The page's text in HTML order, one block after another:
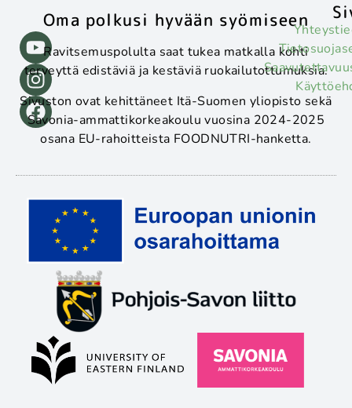
Oma polkusi hyvään syömiseen
Ravitsemuspolulta saat tukea matkalla kohti
terveyttä edistäviä ja kestäviä ruokailutottumuksia.
Sivuston ovat kehittäneet Itä-Suomen yliopisto sekä
Savonia-ammattikorkeakoulu vuosina 2024-2025
osana EU-rahoitteista FOODNUTRI-hanketta.